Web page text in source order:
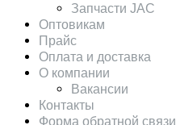
Запчасти JAC
Оптовикам
Прайс
Оплата и доставка
О компании
Вакансии
Контакты
Форма обратной связи